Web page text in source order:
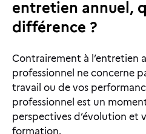
entretien annuel,
différence ?
Contrairement à l’entretien
professionnel ne concerne
travail ou de vos
professionnel est un
perspectives d’évolution et
formation.